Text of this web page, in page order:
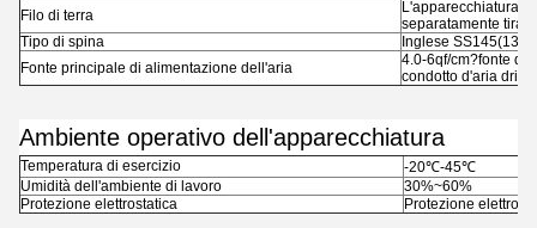
Filo di terra
L'apparecchiatura
separatamente
Tipo di spina
Inglese SS145(13A)
Fonte principale di alimentazione dell'aria
4.0-6qf/cm?fonte di
condotto d'aria dritto
Ambiente operativo dell'apparecchiatura
Temperatura di esercizio
-20℃-45℃
Umidità dell'ambiente di lavoro
30%~60%
Protezione elettrostatica
Protezione